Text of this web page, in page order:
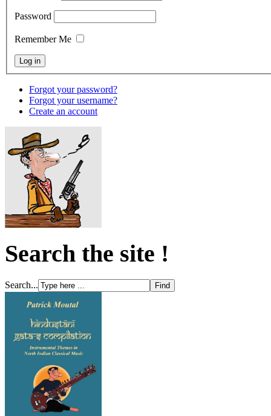
Password
Remember Me
Forgot your password?
Forgot your username?
Create an account
Search the site !
Search...